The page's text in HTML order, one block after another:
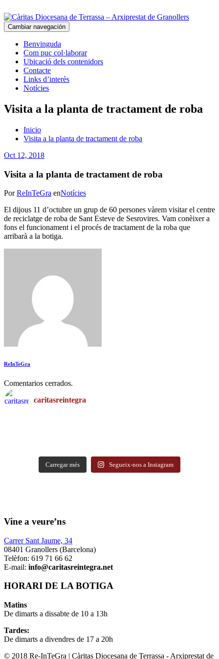
Cambiar navegación
Benvinguda
Com puc col·laborar
Ubicació dels contenidors
Contacte
Links d’interès
Notícies
Visita a la planta de tractament de roba
Inicio
Visita a la planta de tractament de roba
Oct 12, 2018
Visita a la planta de tractament de roba
PorReInTeGra enNotícies
El dijous 11 d’octubre un grup de 60 persones vàrem visitar el centre
de reciclatge de roba de Sant Esteve de Sesrovires. Vam conèixer a
fons el funcionament i el procés de tractament de la roba que
arribarà a la botiga.
ReInTeGra
Comentarios cerrados.
caritasreintegra
Carregar més Segueix-nos a Instagram
Vine a veure’ns
Carrer Sant Jaume, 34
08401 Granollers (Barcelona)
Telèfon: 619 71 66 62
E-mail: info@caritasreintegra.net
HORARI DE LA BOTIGA
Matins
De dimarts a dissabte de 10 a 13h
Tardes:
De dimarts a divendres de 17 a 20h
© 2018 Re-InTeGra | Càritas Diocesana de Terrassa - Arxiprestat de